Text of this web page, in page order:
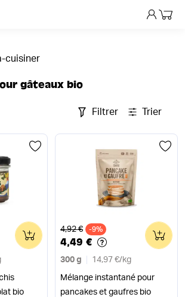
Mon
cuisiner
gâteaux bio
Filtrer Trier
bio
0 Ancien prix
4,92 € -9%
4,49 €
300 g 14,97 €/ kg
Mélange instantané pour
pancakes et gaufres bio
0